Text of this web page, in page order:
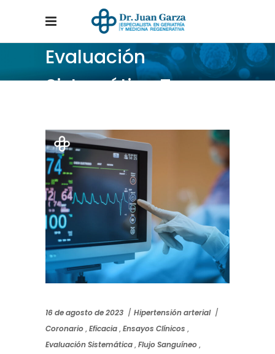
Evaluación
Sistemática Tag
16 de agosto de 2023
Hipertensión arterial
Coronario,Eficacia,Ensayos Clínicos ,
Evaluación Sistemática,Flujo Sanguíneo,